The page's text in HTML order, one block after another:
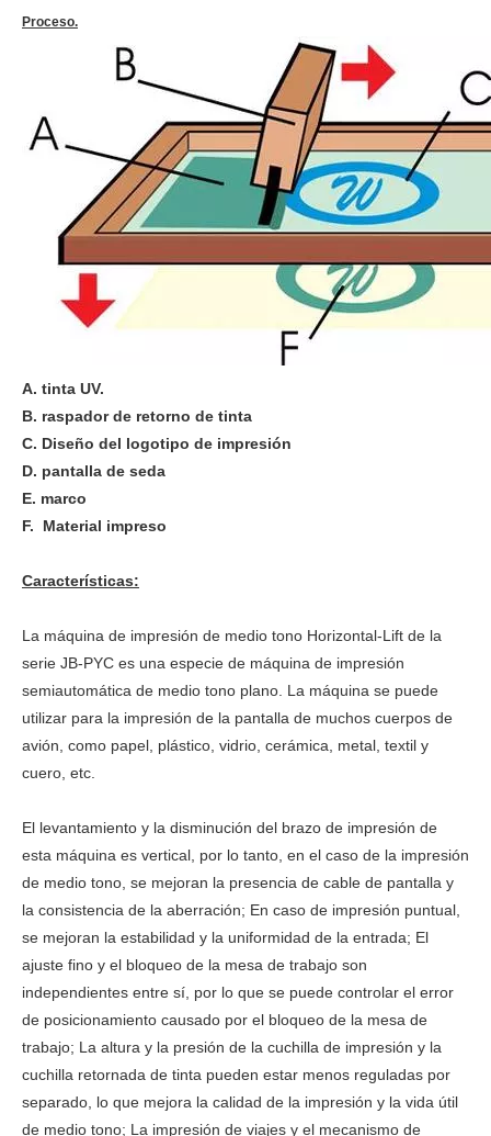
Proceso.
A. tinta UV.
B. raspador de retorno de tinta
C. Diseño del logotipo de impresión
D. pantalla de seda
E. marco
F. Material impreso
Características:
La máquina de impresión de medio tono Horizontal-Lift de la
serie JB-PYC es una especie de máquina de impresión
semiautomática de medio tono plano. La máquina se puede
utilizar para la impresión de la pantalla de muchos cuerpos de
avión, como papel, plástico, vidrio, cerámica, metal, textil y
cuero, etc.
El levantamiento y la disminución del brazo de impresión de
esta máquina es vertical, por lo tanto, en el caso de la impresión
de medio tono, se mejoran la presencia de cable de pantalla y
la consistencia de la aberración; En caso de impresión puntual,
se mejoran la estabilidad y la uniformidad de la entrada; El
ajuste fino y el bloqueo de la mesa de trabajo son
independientes entre sí, por lo que se puede controlar el error
de posicionamiento causado por el bloqueo de la mesa de
trabajo; La altura y la presión de la cuchilla de impresión y la
cuchilla retornada de tinta pueden estar menos reguladas por
separado, lo que mejora la calidad de la impresión y la vida útil
de medio tono; La impresión de viajes y el mecanismo de